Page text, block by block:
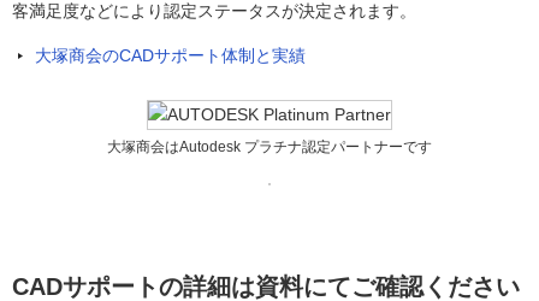
客満足度などにより認定ステータスが決定されます。
大塚商会のCADサポート体制と実績
大塚商会はAutodesk プラチナ認定パートナーです
CADサポートの詳細は資料にてご確認ください